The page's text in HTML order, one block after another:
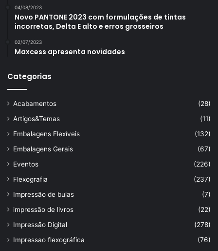
04/08/2023
Novo PANTONE 2023 com formulações de tintas
incorretas, Delta E alto e erros grosseiros
02/07/2023
Maxcess apresenta novidades
Categorias
Acabamentos
(28)
Artigos&Temas
(11)
Embalagens Flexíveis
(132)
Embalagens Gerais
(67)
Eventos
(226)
Flexografia
(237)
Impressão de bulas
(7)
impressão de livros
(22)
Impressão Digital
(278)
Impressao flexográfica
(76)